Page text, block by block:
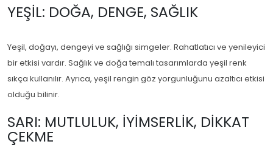
YEŞIL: DOĞA, DENGE, SAĞLIK
Yeşil, doğayı, dengeyi ve sağlığı simgeler. Rahatlatıcı ve yenileyici
bir etkisi vardır. Sağlık ve doğa temalı tasarımlarda yeşil renk
sıkça kullanılır. Ayrıca, yeşil rengin göz yorgunluğunu azaltıcı etkisi
olduğu bilinir.
SARI: MUTLULUK, İYIMSERLIK, DIKKAT
ÇEKME